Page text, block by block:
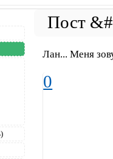
Лан... Меня
0